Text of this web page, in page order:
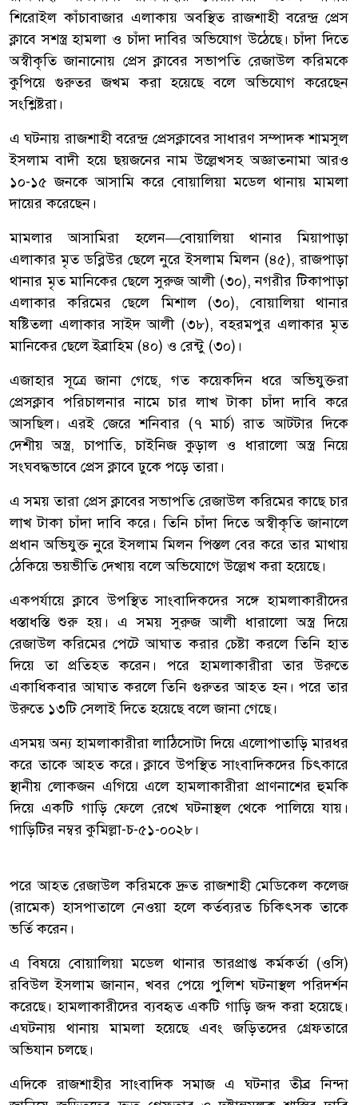
শিরোইল কাঁচাবাজার এলাকায় অবস্থিত রাজশাহী বরেন্দ্র প্রেস
ক্লাবে সশস্ত্র হামলা ও চাঁদা দাবির অভিযোগ উঠেছে। চাঁদা দিতে
অস্বীকৃতি জানানোয় প্রেস ক্লাবের সভাপতি রেজাউল করিমকে
কুপিয়ে গুরুতর জখম করা হয়েছে বলে অভিযোগ করেছেন
সংশ্লিষ্টরা।
এ ঘটনায় রাজশাহী বরেন্দ্র প্রেসক্লাবের সাধারণ সম্পাদক শামসুল
ইসলাম বাদী হয়ে ছয়জনের নাম উল্লেখসহ অজ্ঞাতনামা আরও
১০-১৫ জনকে আসামি করে বোয়ালিয়া মডেল থানায় মামলা
দায়ের করেছেন।
মামলার আসামিরা হলেন—বোয়ালিয়া থানার মিয়াপাড়া
এলাকার মৃত ডব্লিউর ছেলে নুরে ইসলাম মিলন (৪৫), রাজপাড়া
থানার মৃত মানিকের ছেলে সুরুজ আলী (৩০), নগরীর টিকাপাড়া
এলাকার করিমের ছেলে মিশাল (৩০), বোয়ালিয়া থানার
ষষ্টিতলা এলাকার সাইদ আলী (৩৮), বহরমপুর এলাকার মৃত
মানিকের ছেলে ইব্রাহিম (৪০) ও রেন্টু (৩০)।
এজাহার সূত্রে জানা গেছে, গত কয়েকদিন ধরে অভিযুক্তরা
প্রেসক্লাব পরিচালনার নামে চার লাখ টাকা চাঁদা দাবি করে
আসছিল। এরই জেরে শনিবার (৭ মার্চ) রাত আটটার দিকে
দেশীয় অস্ত্র, চাপাতি, চাইনিজ কুড়াল ও ধারালো অস্ত্র নিয়ে
সংঘবদ্ধভাবে প্রেস ক্লাবে ঢুকে পড়ে তারা।
এ সময় তারা প্রেস ক্লাবের সভাপতি রেজাউল করিমের কাছে চার
লাখ টাকা চাঁদা দাবি করে। তিনি চাঁদা দিতে অস্বীকৃতি জানালে
প্রধান অভিযুক্ত নুরে ইসলাম মিলন পিস্তল বের করে তার মাথায়
ঠেকিয়ে ভয়ভীতি দেখায় বলে অভিযোগে উল্লেখ করা হয়েছে।
একপর্যায়ে ক্লাবে উপস্থিত সাংবাদিকদের সঙ্গে হামলাকারীদের
ধস্তাধস্তি শুরু হয়। এ সময় সুরুজ আলী ধারালো অস্ত্র দিয়ে
রেজাউল করিমের পেটে আঘাত করার চেষ্টা করলে তিনি হাত
দিয়ে তা প্রতিহত করেন। পরে হামলাকারীরা তার উরুতে
একাধিকবার আঘাত করলে তিনি গুরুতর আহত হন। পরে তার
উরুতে ১৩টি সেলাই দিতে হয়েছে বলে জানা গেছে।
এসময় অন্য হামলাকারীরা লাঠিসোটা দিয়ে এলোপাতাড়ি মারধর
করে তাকে আহত করে। ক্লাবে উপস্থিত সাংবাদিকদের চিৎকারে
স্থানীয় লোকজন এগিয়ে এলে হামলাকারীরা প্রাণনাশের হুমকি
দিয়ে একটি গাড়ি ফেলে রেখে ঘটনাস্থল থেকে পালিয়ে যায়।
গাড়িটির নম্বর কুমিল্লা-চ-৫১-০০২৮।
পরে আহত রেজাউল করিমকে দ্রুত রাজশাহী মেডিকেল কলেজ
(রামেক) হাসপাতালে নেওয়া হলে কর্তব্যরত চিকিৎসক তাকে
ভর্তি করেন।
এ বিষয়ে বোয়ালিয়া মডেল থানার ভারপ্রাপ্ত কর্মকর্তা (ওসি)
রবিউল ইসলাম জানান, খবর পেয়ে পুলিশ ঘটনাস্থল পরিদর্শন
করেছে। হামলাকারীদের ব্যবহৃত একটি গাড়ি জব্দ করা হয়েছে।
এঘটনায় থানায় মামলা হয়েছে এবং জড়িতদের গ্রেফতারে
অভিযান চলছে।
এদিকে রাজশাহীর সাংবাদিক সমাজ এ ঘটনার তীব্র নিন্দা